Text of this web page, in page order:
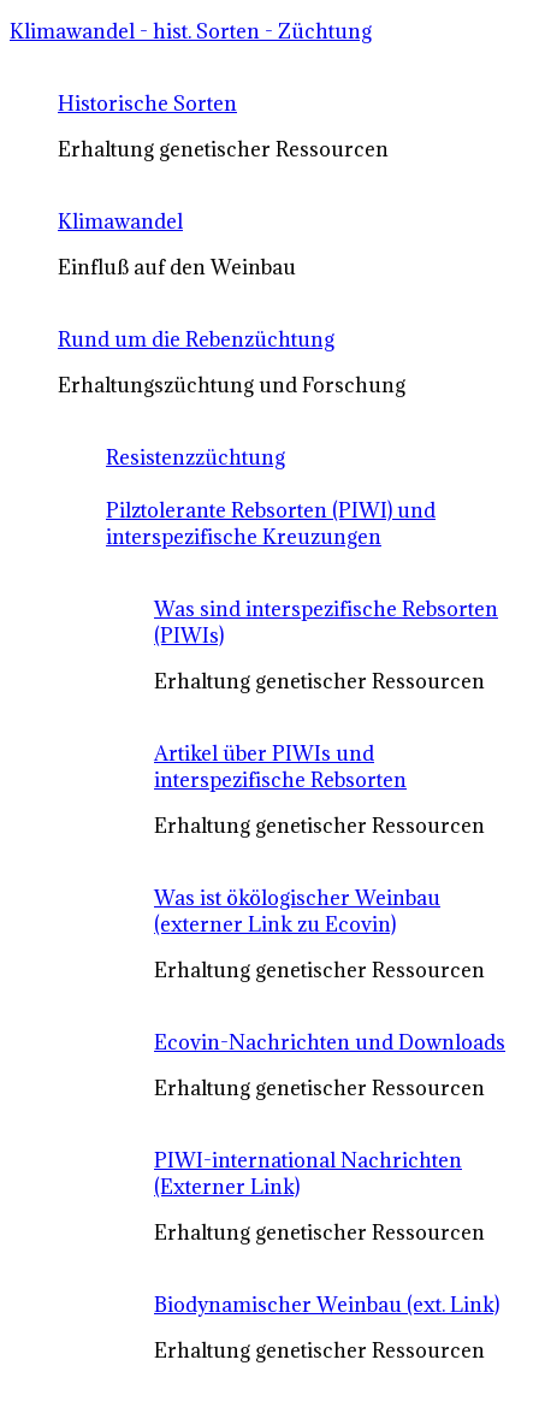
Klimawandel - hist. Sorten - Züchtung
Historische Sorten
Erhaltung genetischer Ressourcen
Klimawandel
Einfluß auf den Weinbau
Rund um die Rebenzüchtung
Erhaltungszüchtung und Forschung
Resistenzzüchtung
Pilztolerante Rebsorten (PIWI) und
interspezifische Kreuzungen
Was sind interspezifische Rebsorten
(PIWIs)
Erhaltung genetischer Ressourcen
Artikel über PIWIs und
interspezifische Rebsorten
Erhaltung genetischer Ressourcen
Was ist ökölogischer Weinbau
(externer Link zu Ecovin)
Erhaltung genetischer Ressourcen
Ecovin-Nachrichten und Downloads
Erhaltung genetischer Ressourcen
PIWI-international Nachrichten
(Externer Link)
Erhaltung genetischer Ressourcen
Biodynamischer Weinbau (ext. Link)
Erhaltung genetischer Ressourcen